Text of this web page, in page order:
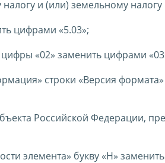
и (или) земельному
цифрами «5.03»;
«02» заменить цифрами
строки «Версия
Российской Федерации,
элемента» букву «Н»